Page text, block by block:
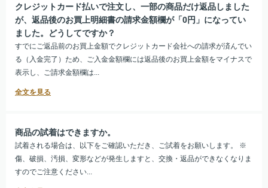
クレジットカード払いで注文し、一部の商品だけ返品しました
が、返品後のお買上明細書の請求金額欄が「0円」になってい
ました。どうしてですか？
すでにご返品前のお買上金額でクレジットカード会社への請求が済んでい
る（入金完了）ため、ご入金金額欄には返品後のお買上金額をマイナスで
表示し、ご請求金額欄は...
商品の試着はできますか。
試着される場合は、以下をご確認いただき、ご試着をお願いします。 ※
傷、破損、汚損、変形などが発生しますと、交換・返品ができなくなりま
すのでご注意ください...